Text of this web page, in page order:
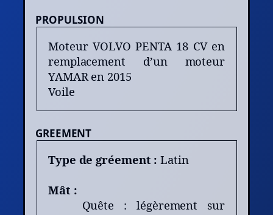
PROPULSION
Moteur VOLVO PENTA 18 CV en
remplacement d’un moteur
YAMAR en 2015
Voile
GREEMENT
Type de gréement :Latin
Mât :
Quête : légèrement sur